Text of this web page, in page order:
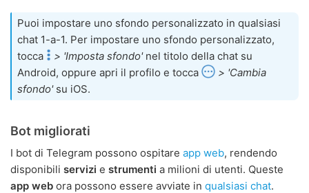
Puoi impostare uno sfondo personalizzato in qualsiasi
chat 1-a-1. Per impostare uno sfondo personalizzato,
tocca
> 'Imposta sfondo'nel titolo della chat su
Android, oppure apri il profilo e tocca
> 'Cambia
sfondo'su iOS.
Bot migliorati
I bot di Telegram possono ospitare app web, rendendo
disponibili servizi e strumenti a milioni di utenti. Queste
app web ora possono essere avviate in qualsiasi chat.